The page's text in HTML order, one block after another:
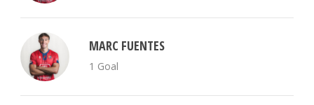
MARC FUENTES
1 Goal